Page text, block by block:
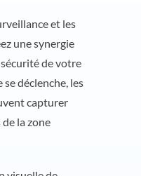
et les
une synergie
de votre
déclenche, les
capturer
la zone